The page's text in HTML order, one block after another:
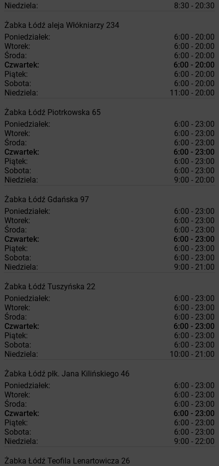
Niedziela:
8:30 - 20:30
Żabka Łódź aleja Włókniarzy 234
Poniedziałek:
6:00 - 20:00
Wtorek:
6:00 - 20:00
Środa:
6:00 - 20:00
Czwartek:
6:00 - 20:00
Piątek:
6:00 - 20:00
Sobota:
6:00 - 20:00
Niedziela:
11:00 - 20:00
Żabka Łódź Piotrkowska 65
Poniedziałek:
6:00 - 23:00
Wtorek:
6:00 - 23:00
Środa:
6:00 - 23:00
Czwartek:
6:00 - 23:00
Piątek:
6:00 - 23:00
Sobota:
6:00 - 23:00
Niedziela:
9:00 - 20:00
Żabka Łódź Gdańska 97
Poniedziałek:
6:00 - 23:00
Wtorek:
6:00 - 23:00
Środa:
6:00 - 23:00
Czwartek:
6:00 - 23:00
Piątek:
6:00 - 23:00
Sobota:
6:00 - 23:00
Niedziela:
9:00 - 21:00
Żabka Łódź Tuszyńska 22
Poniedziałek:
6:00 - 23:00
Wtorek:
6:00 - 23:00
Środa:
6:00 - 23:00
Czwartek:
6:00 - 23:00
Piątek:
6:00 - 23:00
Sobota:
6:00 - 23:00
Niedziela:
10:00 - 21:00
Żabka Łódź płk. Jana Kilińskiego 46
Poniedziałek:
6:00 - 23:00
Wtorek:
6:00 - 23:00
Środa:
6:00 - 23:00
Czwartek:
6:00 - 23:00
Piątek:
6:00 - 23:00
Sobota:
6:00 - 23:00
Niedziela:
9:00 - 22:00
Żabka Łódź Teofila Lenartowicza 26